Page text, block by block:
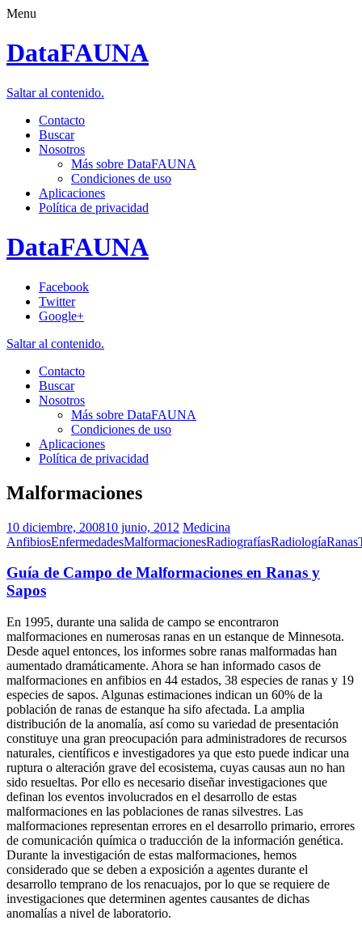
Menu
DataFAUNA
Saltar al contenido.
Contacto
Buscar
Nosotros
Más sobre DataFAUNA
Condiciones de uso
Aplicaciones
Política de privacidad
DataFAUNA
Facebook
Twitter
Google+
Saltar al contenido.
Contacto
Buscar
Nosotros
Más sobre DataFAUNA
Condiciones de uso
Aplicaciones
Política de privacidad
Malformaciones
10 diciembre, 200810 junio, 2012 Medicina
AnfibiosEnfermedadesMalformacionesRadiografíasRadiologíaRanas
Guía de Campo de Malformaciones en Ranas y
Sapos
En 1995, durante una salida de campo se encontraron
malformaciones en numerosas ranas en un estanque de Minnesota.
Desde aquel entonces, los informes sobre ranas malformadas han
aumentado dramáticamente. Ahora se han informado casos de
malformaciones en anfibios en 44 estados, 38 especies de ranas y 19
especies de sapos. Algunas estimaciones indican un 60% de la
población de ranas de estanque ha sifo afectada. La amplia
distribución de la anomalía, así como su variedad de presentación
constituye una gran preocupación para administradores de recursos
naturales, científicos e investigadores ya que esto puede indicar una
ruptura o alteración grave del ecosistema, cuyas causas aun no han
sido resueltas. Por ello es necesario diseñar investigaciones que
definan los eventos involucrados en el desarrollo de estas
malformaciones en las poblaciones de ranas silvestres. Las
malformaciones representan errores en el desarrollo primario, errores
de comunicación química o traducción de la información genética.
Durante la investigación de estas malformaciones, hemos
considerado que se deben a exposición a agentes durante el
desarrollo temprano de los renacuajos, por lo que se requiere de
investigaciones que determinen agentes causantes de dichas
anomalías a nivel de laboratorio.